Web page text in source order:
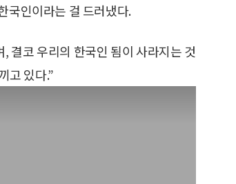
국인이라는 걸 드러냈다.
결코 우리의 한국인 됨이 사라지는 것
고 있다.”